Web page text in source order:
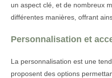
un aspect clé, et de nombreux
différentes manières, offrant
Personnalisation et
La personnalisation est une
proposent des options